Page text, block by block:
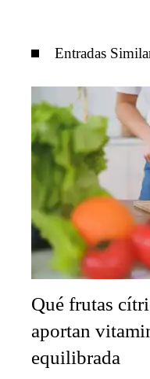
Entradas
Qué frutas
aportan
equilibrada